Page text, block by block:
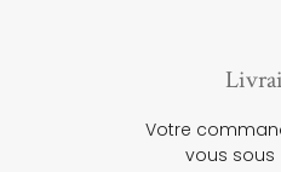
Votre
vous sous